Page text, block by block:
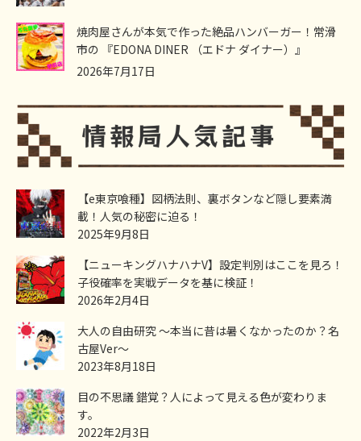
焼肉屋さんが本気で作った絶品ハンバーガー！常滑
市の 『EDONA DINER （エドナ ダイナー）』
2026年7月17日
【e東京喰種】図柄法則、裏ボタンなど隠し要素満
載！人気の秘密に迫る！
2025年9月8日
【ニューキングハナハナV】設定判別はここを見ろ！
子役確率を実戦データを基に検証！
2026年2月4日
大人の自由研究 ～本当に昔は暑くなかったのか？名
古屋Ver～
2023年8月18日
目の不思議 錯覚？人によって見える色が変わりま
す。
2022年2月3日